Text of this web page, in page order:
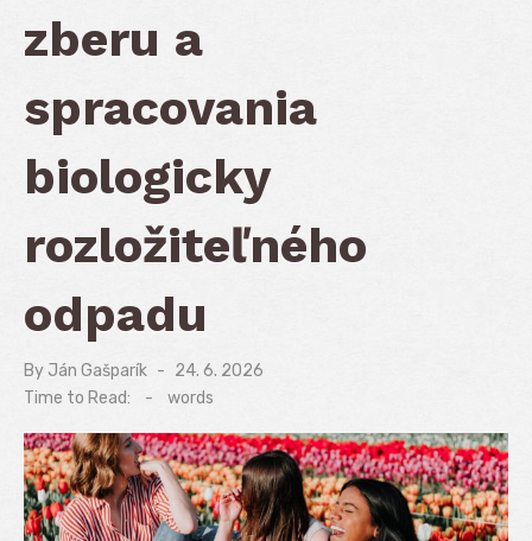
zberu a
spracovania
biologicky
rozložiteľného
odpadu
By Ján Gašparík
Posted
on
24. 6. 2026
Time to Read:
- words